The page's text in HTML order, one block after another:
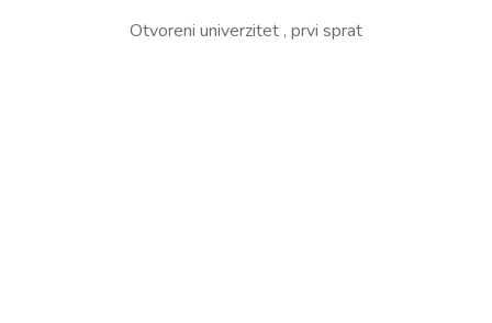
Otvoreni univerzitet , prvi sprat